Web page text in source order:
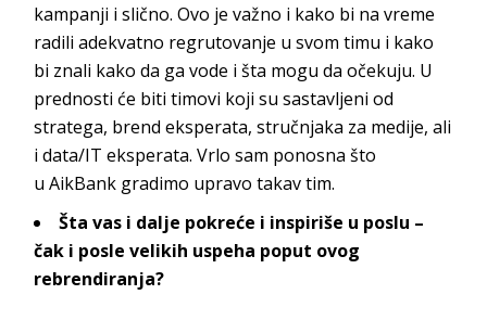
kampanji i slično. Ovo je važno i kako bi na vreme
radili adekvatno regrutovanje u svom timu i kako
bi znali kako da ga vode i šta mogu da očekuju. U
prednosti će biti timovi koji su sastavljeni od
stratega, brend eksperata, stručnjaka za medije, ali
i data/IT eksperata. Vrlo sam ponosna što
uAikBank gradimo upravotakav tim.
Šta vas i dalje pokreće i inspiriše u poslu –
čak i posle velikih uspeha poput ovog
rebrendiranja?